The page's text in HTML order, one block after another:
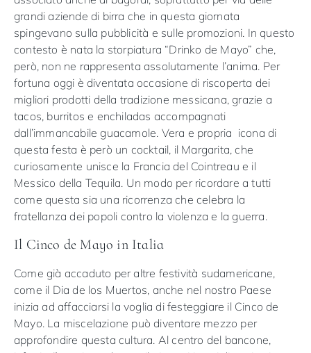
grandi aziende di birra che in questa giornata
spingevano sulla pubblicità e sulle promozioni. In questo
contesto è nata la storpiatura “Drinko de Mayo” che,
però, non ne rappresenta assolutamente l’anima. Per
fortuna oggi è diventata occasione di riscoperta dei
migliori prodotti della tradizione messicana, grazie a
tacos, burritos e enchiladas accompagnati
dall’immancabile guacamole. Vera e propria icona di
questa festa è però un cocktail, il Margarita, che
curiosamente unisce la Francia del Cointreau e il
Messico della Tequila. Un modo per ricordare a tutti
come questa sia una ricorrenza che celebra la
fratellanza dei popoli contro la violenza e la guerra.
Il Cinco de Mayo in Italia
Come già accaduto per altre festività sudamericane,
come il Dia de los Muertos, anche nel nostro Paese
inizia ad affacciarsi la voglia di festeggiare il Cinco de
Mayo. La miscelazione può diventare mezzo per
approfondire questa cultura. Al centro del bancone,